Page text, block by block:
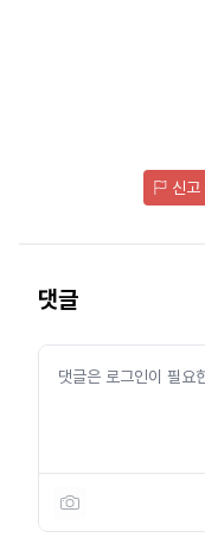
신고
댓글